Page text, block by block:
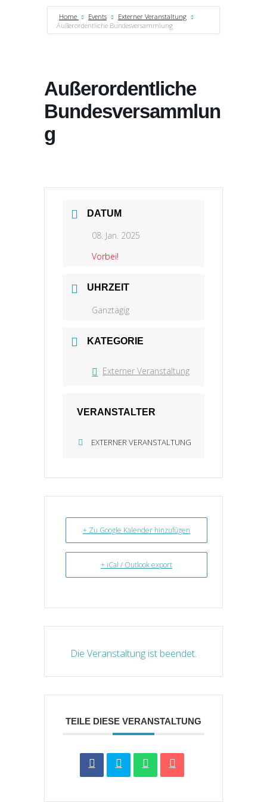
Home Events
Externer Veranstaltung
Außerordentliche Bundesversammlung
Außerordentliche
Bundesversammlun
g
DATUM
08. Jan. 2025
Vorbei!
UHRZEIT
Ganztägig
KATEGORIE
Externer Veranstaltung
VERANSTALTER
EXTERNER VERANSTALTUNG
+ Zu Google Kalender hinzufügen
+ iCal / Outlook export
Die Veranstaltung ist beendet.
TEILE DIESE VERANSTALTUNG